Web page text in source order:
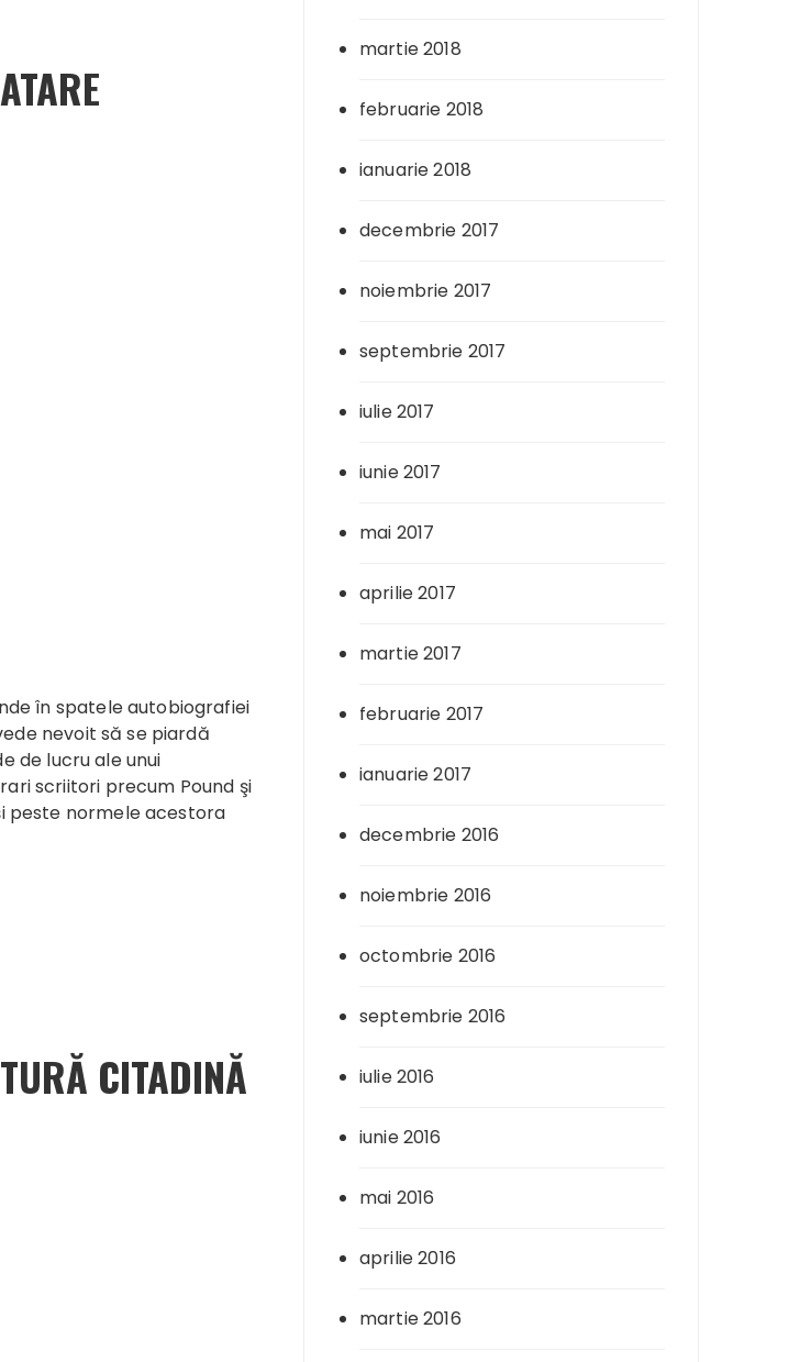
în spatele autobiografiei
nevoit să se piardă
de lucru ale unui
scriitori precum Pound şi
peste normele acestora
CITADINĂ
martie 2018
februarie 2018
ianuarie 2018
decembrie 2017
noiembrie 2017
septembrie 2017
iulie 2017
iunie 2017
mai 2017
aprilie 2017
martie 2017
februarie 2017
ianuarie 2017
decembrie 2016
noiembrie 2016
octombrie 2016
septembrie 2016
iulie 2016
iunie 2016
mai 2016
aprilie 2016
martie 2016